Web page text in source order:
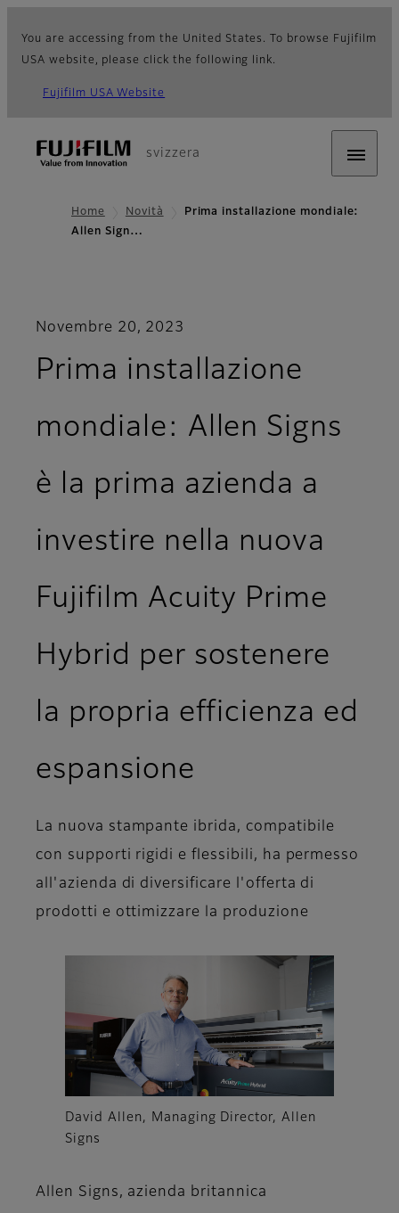
You are accessing from the United States. To browse Fujifilm
USA website, please click the following link.
Fujifilm USA Website
svizzera
Home Novità
Prima installazione mondiale:
Allen Sign…
Novembre 20, 2023
Prima installazione
mondiale: Allen Signs
è la prima azienda a
investire nella nuova
Fujifilm Acuity Prime
Hybrid per sostenere
la propria efficienza ed
espansione
La nuova stampante ibrida, compatibile
con supporti rigidi e flessibili, ha permesso
all'azienda di diversificare l'offerta di
prodotti e ottimizzare la produzione
David Allen, Managing Director, Allen
Signs
Allen Signs, azienda britannica